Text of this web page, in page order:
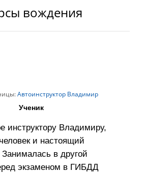
вождения
Автоинструктор Владимир
Ученик
инструктору Владимиру,
и настоящий
в другой
экзаменом в ГИБДД